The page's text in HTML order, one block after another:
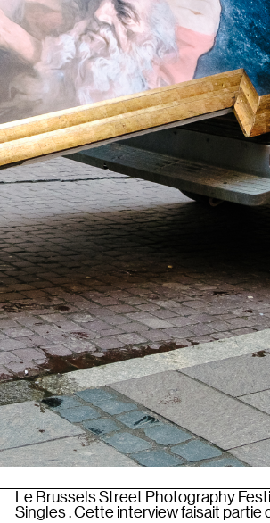
Le Brussels Street Photography
Singles . Cette interview faisait partie